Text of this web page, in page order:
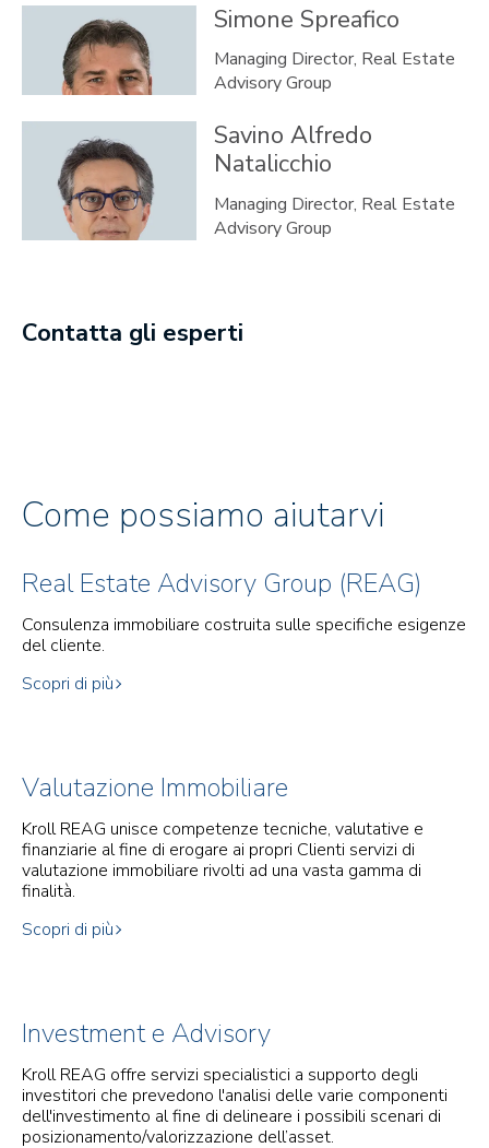
Simone Spreafico
Managing Director, Real Estate
Advisory Group
Savino Alfredo
Natalicchio
Managing Director, Real Estate
Advisory Group
Contatta gli esperti
Come possiamo aiutarvi
Real Estate Advisory Group (REAG)
Consulenza immobiliare costruita sulle specifiche esigenze
del cliente.
Scopri di più
Valutazione Immobiliare
Kroll REAG unisce competenze tecniche, valutative e
finanziarie al fine di erogare ai propri Clienti servizi di
valutazione immobiliare rivolti ad una vasta gamma di
finalità.
Scopri di più
Investment e Advisory
Kroll REAG offre servizi specialistici a supporto degli
investitori che prevedono l'analisi delle varie componenti
dell'investimento al fine di delineare i possibili scenari di
posizionamento/valorizzazione dell’asset.